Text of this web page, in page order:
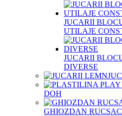
JUCARII
UTILAJE
JUCARII
DIVERSE
DOH
GHIOZDAN